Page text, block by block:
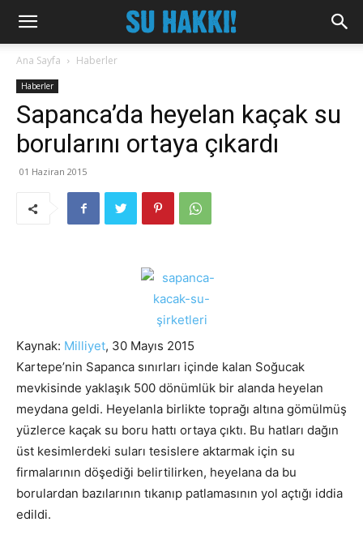
Ana Sayfa Haberler
Haberler
Sapanca’da heyelan kaçak su
borularını ortaya çıkardı
01 Haziran 2015
Kaynak: Milliyet, 30 Mayıs 2015
Kartepe’nin Sapanca sınırları içinde kalan Soğucak
mevkisinde yaklaşık 500 dönümlük bir alanda heyelan
meydana geldi. Heyelanla birlikte toprağı altına gömülmüş
yüzlerce kaçak su boru hattı ortaya çıktı. Bu hatları dağın
üst kesimlerdeki suları tesislere aktarmak için su
firmalarının döşediği belirtilirken, heyelana da bu
borulardan bazılarının tıkanıp patlamasının yol açtığı iddia
edildi.